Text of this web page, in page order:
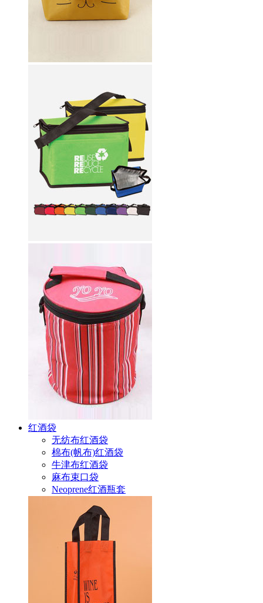
红酒袋
无纺布红酒袋
棉布(帆布)红酒袋
牛津布红酒袋
麻布束口袋
Neoprene红酒瓶套